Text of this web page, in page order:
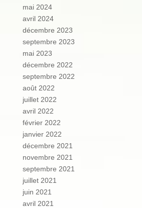
mai 2024
avril 2024
décembre 2023
septembre 2023
mai 2023
décembre 2022
septembre 2022
août 2022
juillet 2022
avril 2022
février 2022
janvier 2022
décembre 2021
novembre 2021
septembre 2021
juillet 2021
juin 2021
avril 2021